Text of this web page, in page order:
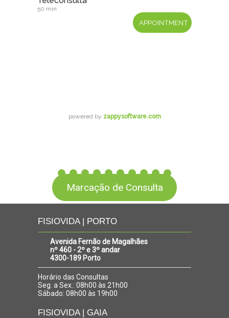
Marcação de Consulta
FISIOVIDA | PORTO
Avenida Fernão de Magalhães
nº 460 - 2º e 3º andar
4300-189 Porto
Horário das Consultas
Seg. a Sex.: 08h00 às 21h00
Sábado: 08h00 às 19h00
FISIOVIDA | GAIA